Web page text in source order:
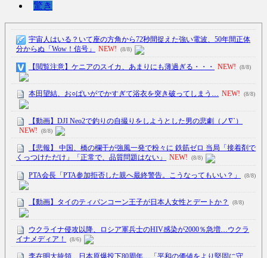
驚き
宇宙人はいる？いて座の方角から72秒間捉えた強い電波、50年間正体
分からぬ「Wow！信号」
NEW! (8/8)
【閲覧注意】ケニアのスイカ、あまりにも薄過ぎる・・・ NEW! (8/8)
本田望結、お○ぱいがでかすぎて浴衣を突き破ってしまう… NEW! (8/8)
【動画】DJI Neo2で釣りの自撮りをしようとした男の悲劇（ノ∇`）
NEW!
(8/8)
【悲報】 中国、橋の欄干が強風一発で粉々に 鉄筋ゼロ 当局「接着剤で
くっつけただけ」「正常で、品質問題はない」
NEW! (8/8)
PTA会長「PTA参加拒否した親へ最終警告。こうなってもいい？」 (8/8)
【動画】タイのティパンコーン王子が日本人女性とデートか？ (8/8)
ウクライナ侵攻以降、ロシア軍兵士のHIV感染が2000％急増…ウクラ
イナメディア！
(8/6)
李在明大統領、日本原爆投下80周年…「平和の価値をより堅固に守